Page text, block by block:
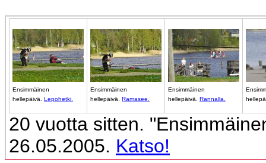
Ensimmäinen
hellepäivä. Lepohetki.
Ensimmäinen
hellepäivä. Ramasee.
Ensimmäinen
hellepäivä. Rannalla.
20 vuotta sitten.
26.05.2005. Katso!